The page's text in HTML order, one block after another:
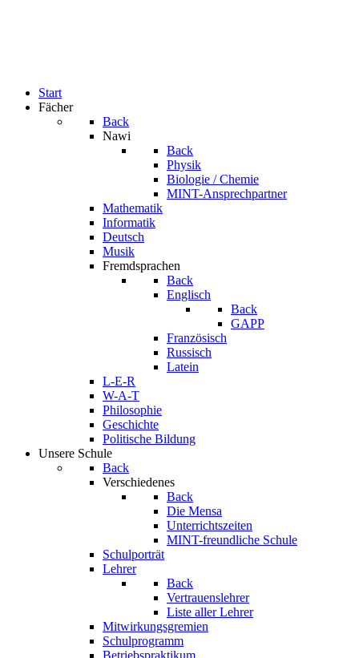
Start
Fächer
Back
Nawi
Back
Physik
Biologie / Chemie
MINT-Ansprechpartner
Mathematik
Informatik
Deutsch
Musik
Fremdsprachen
Back
Englisch
Back
GAPP
Französisch
Russisch
Latein
L-E-R
W-A-T
Philosophie
Geschichte
Politische Bildung
Unsere Schule
Back
Verschiedenes
Back
Die Mensa
Unterrichtszeiten
MINT-freundliche Schule
Schulporträt
Lehrer
Back
Vertrauenslehrer
Liste aller Lehrer
Mitwirkungsgremien
Schulprogramm
Betriebspraktikum